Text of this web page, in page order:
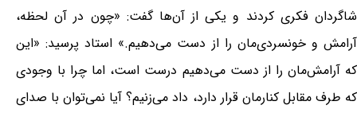
شاگردان فکرى کردند و یکى از آن‌ها گفت: «چون در آن لحظه،
آرامش و خونسردی‌مان را از دست می‌دهیم.» استاد پرسید: «این
که آرامش‌مان را از دست می‌دهیم درست است، اما چرا با وجودى
که طرف مقابل کنارمان قرار دارد، داد می‌زنیم؟ آیا نمی‌توان با صداى